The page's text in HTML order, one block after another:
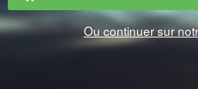
Ou continuer sur